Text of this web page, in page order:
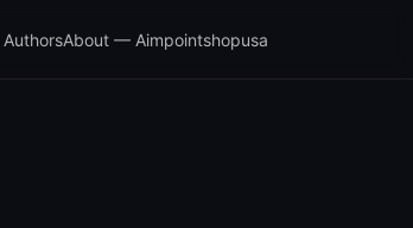
AuthorsAbout — Aimpointshopusa